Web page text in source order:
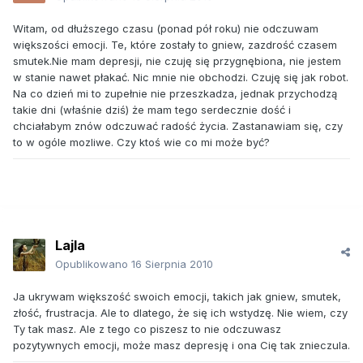
Witam, od dłuższego czasu (ponad pół roku) nie odczuwam
większości emocji. Te, które zostały to gniew, zazdrość czasem
smutek.Nie mam depresji, nie czuję się przygnębiona, nie jestem
w stanie nawet płakać. Nic mnie nie obchodzi. Czuję się jak robot.
Na co dzień mi to zupełnie nie przeszkadza, jednak przychodzą
takie dni (właśnie dziś) że mam tego serdecznie dość i
chciałabym znów odczuwać radość życia. Zastanawiam się, czy
to w ogóle mozliwe. Czy ktoś wie co mi może być?
Lajla
Opublikowano 16 Sierpnia 2010
Ja ukrywam większość swoich emocji, takich jak gniew, smutek,
złość, frustracja. Ale to dlatego, że się ich wstydzę. Nie wiem, czy
Ty tak masz. Ale z tego co piszesz to nie odczuwasz
pozytywnych emocji, może masz depresję i ona Cię tak znieczula.